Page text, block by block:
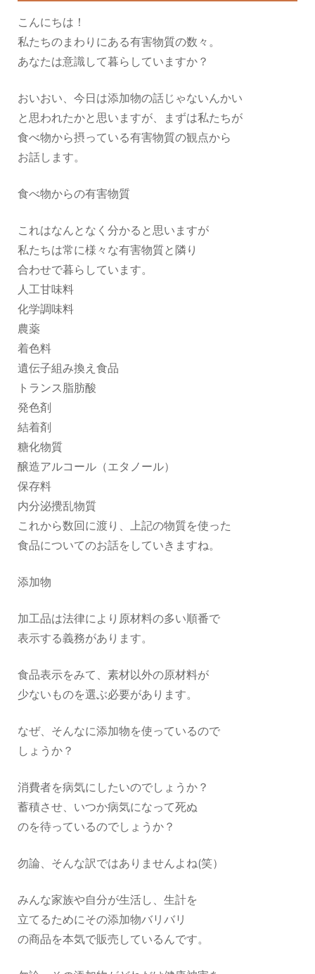
こんにちは！
私たちのまわりにある有害物質の数々。
あなたは意識して暮らしていますか？
おいおい、今日は添加物の話じゃないんかい
と思われたかと思いますが、まずは私たちが
食べ物から摂っている有害物質の観点から
お話します。
食べ物からの有害物質
これはなんとなく分かると思いますが
私たちは常に様々な有害物質と隣り
合わせで暮らしています。
人工甘味料
化学調味料
農薬
着色料
遺伝子組み換え食品
トランス脂肪酸
発色剤
結着剤
糖化物質
醸造アルコール（エタノール）
保存料
内分泌攪乱物質
これから数回に渡り、上記の物質を使った
食品についてのお話をしていきますね。
添加物
加工品は法律により原材料の多い順番で
表示する義務があります。
食品表示をみて、素材以外の原材料が
少ないものを選ぶ必要があります。
なぜ、そんなに添加物を使っているので
しょうか？
消費者を病気にしたいのでしょうか？
蓄積させ、いつか病気になって死ぬ
のを待っているのでしょうか？
勿論、そんな訳ではありませんよね(笑）
みんな家族や自分が生活し、生計を
立てるためにその添加物バリバリ
の商品を本気で販売しているんです。